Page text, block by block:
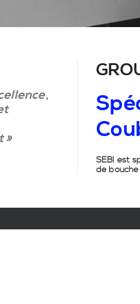
»
SEBI est
de